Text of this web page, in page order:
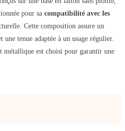
pour sa compatibilité avec les
Cette composition assure un
tenue adaptée à un usage régulier.
métallique est choisi pour garantir une